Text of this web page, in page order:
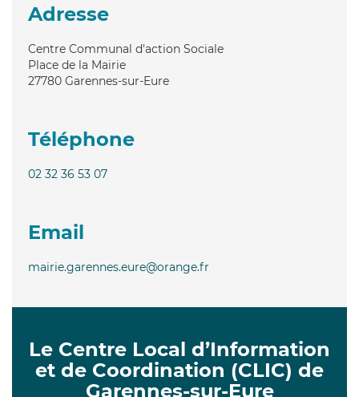
Adresse
Centre Communal d'action Sociale
Place de la Mairie
27780 Garennes-sur-Eure
Téléphone
02 32 36 53 07
Email
mairie.garennes.eure@orange.fr
Le Centre Local d’Information
et de Coordination (CLIC) de
Garennes-sur-Eure